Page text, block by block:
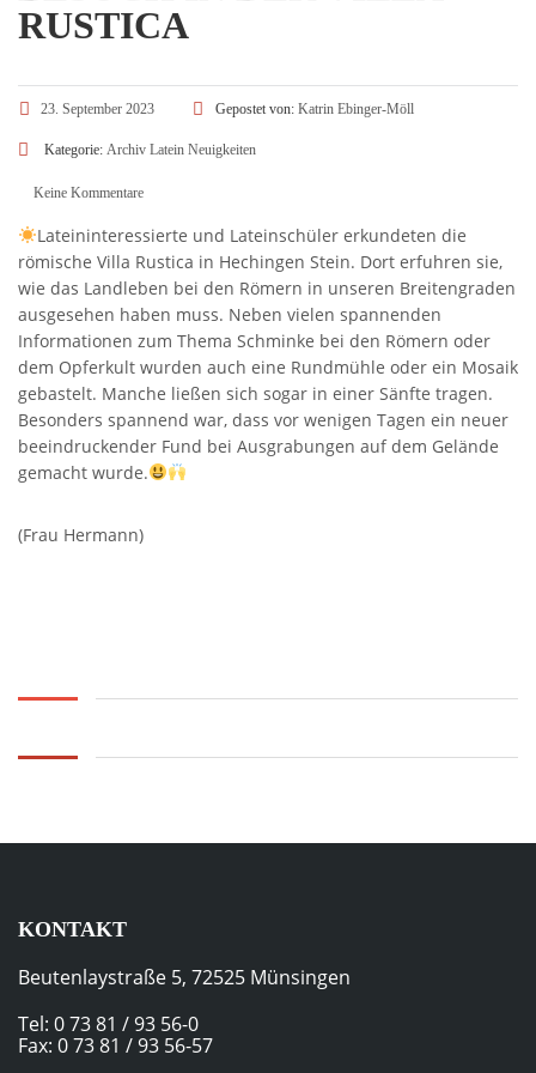
RUSTICA
23. September 2023 Gepostet von: Katrin Ebinger-Möll
Kategorie: Archiv Latein Neuigkeiten
Keine Kommentare
Lateininteressierte und Lateinschüler erkundeten die
römische Villa Rustica in Hechingen Stein. Dort erfuhren sie,
wie das Landleben bei den Römern in unseren Breitengraden
ausgesehen haben muss. Neben vielen spannenden
Informationen zum Thema Schminke bei den Römern oder
dem Opferkult wurden auch eine Rundmühle oder ein Mosaik
gebastelt. Manche ließen sich sogar in einer Sänfte tragen.
Besonders spannend war, dass vor wenigen Tagen ein neuer
beeindruckender Fund bei Ausgrabungen auf dem Gelände
gemacht wurde.
(Frau Hermann)
KONTAKT
Beutenlaystraße 5, 72525 Münsingen
Tel: 0 73 81 / 93 56-0
Fax: 0 73 81 / 93 56-57